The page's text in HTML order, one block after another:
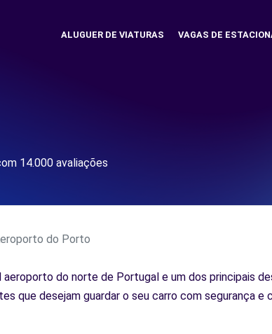
ALUGUER DE VIATURAS VAGAS DE
14.000 avaliações
do Porto
do norte de Portugal e um dos principais
que desejam guardar o seu carro com segurança e